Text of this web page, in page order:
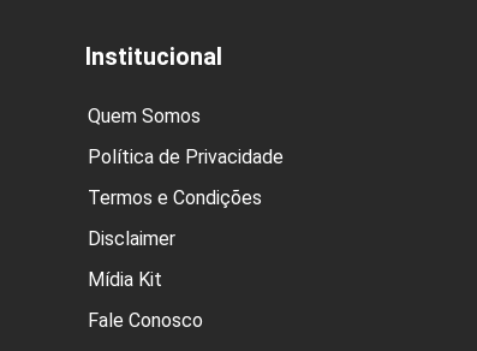
Institucional
Quem Somos
Política de Privacidade
Termos e Condições
Disclaimer
Mídia Kit
Fale Conosco